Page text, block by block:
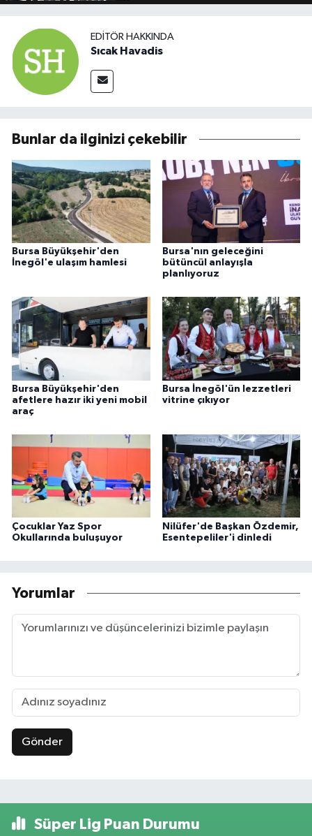
EDITÖR HAKKINDA
Sıcak Havadis
Bunlar da ilginizi çekebilir
Bursa Büyükşehir'den
İnegöl'e ulaşım hamlesi
Bursa'nın geleceğini
bütüncül anlayışla
planlıyoruz
Bursa Büyükşehir'den
afetlere hazır iki yeni mobil
araç
Bursa İnegöl'ün lezzetleri
vitrine çıkıyor
Çocuklar Yaz Spor
Okullarında buluşuyor
Nilüfer'de Başkan Özdemir,
Esentepeliler'i dinledi
Yorumlar
Gönder
Süper Lig Puan Durumu